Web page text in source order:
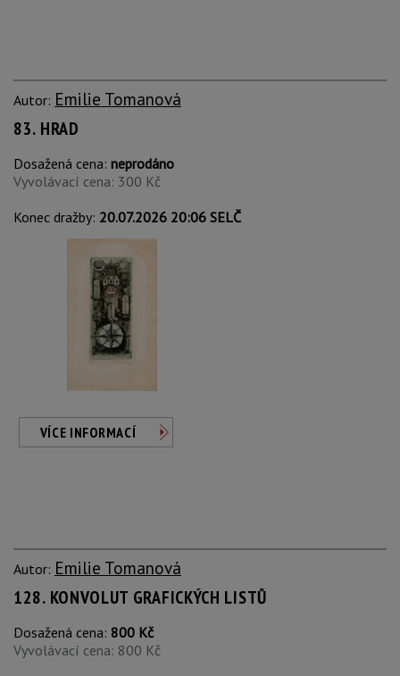
Autor: Emilie Tomanová
83. HRAD
Dosažená cena: neprodáno
Vyvolávací cena: 300 Kč
Konec dražby: 20.07.2026 20:06 SELČ
VÍCE INFORMACÍ
Autor: Emilie Tomanová
128. KONVOLUT GRAFICKÝCH LISTŮ
Dosažená cena: 800 Kč
Vyvolávací cena: 800 Kč